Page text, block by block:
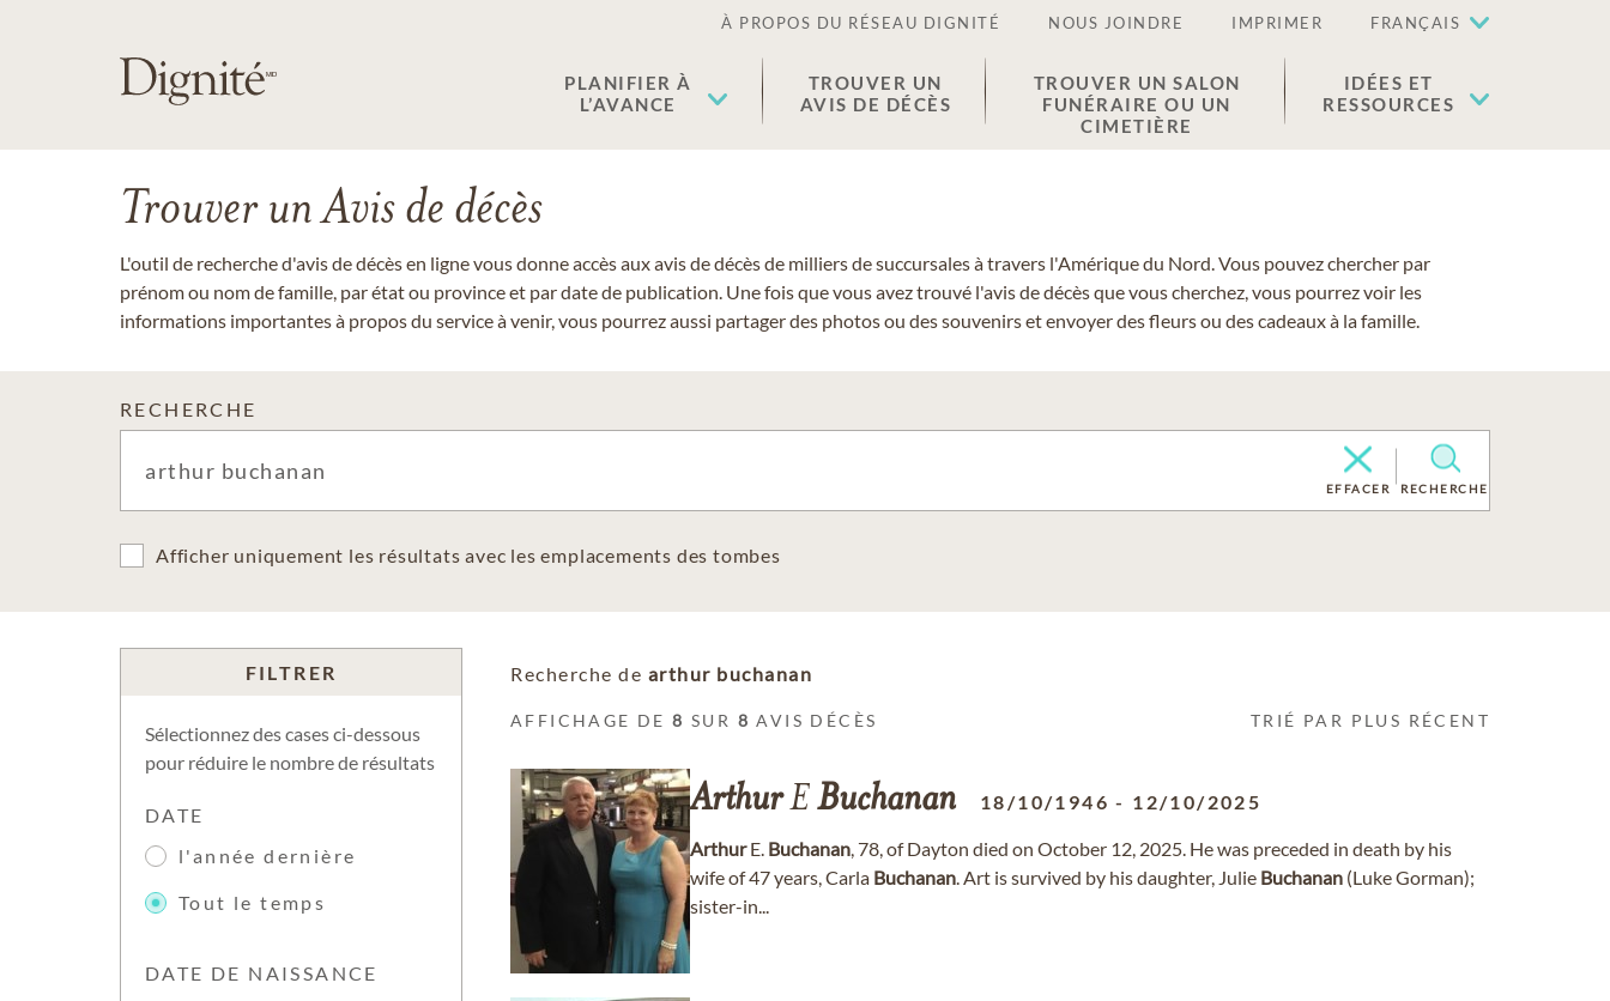
À PROPOS DU RÉSEAU DIGNITÉ NOUS JOINDRE IMPRIMER FRANÇAIS
PLANIFIER À
L’AVANCE
TROUVER UN
AVIS DE DÉCÈS
TROUVER UN SALON
FUNÉRAIRE OU UN
CIMETIÈRE
IDÉES ET
RESSOURCES
Trouver un Avis de décès
L'outil de recherche d'avis de décès en ligne vous donne accès aux avis de décès de milliers de succursales à travers l'Amérique du Nord. Vous pouvez chercher par
prénom ou nom de famille, par état ou province et par date de publication. Une fois que vous avez trouvé l'avis de décès que vous cherchez, vous pourrez voir les
informations importantes à propos du service à venir, vous pourrez aussi partager des photos ou des souvenirs et envoyer des fleurs ou des cadeaux à la famille.
RECHERCHE
EFFACER RECHERCHE
Afficher uniquement les résultats avec les emplacements des tombes
FILTRER
Sélectionnez des cases ci-dessous
pour réduire le nombre de résultats
DATE
l'année dernière
Tout le temps
DATE DE NAISSANCE
Recherche de arthur buchanan
AFFICHAGE DE8 SUR 8 AVIS DÉCÈS TRIÉ PAR PLUS RÉCENT
ArthurEBuchanan 18/10/1946 - 12/10/2025
ArthurE. Buchanan, 78, of Dayton died on October 12, 2025. He was preceded in death by his
wife of 47 years, Carla Buchanan. Art is survived by his daughter, Julie Buchanan (Luke Gorman);
sister-in...